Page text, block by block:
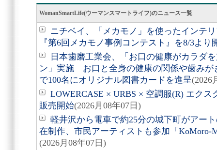
WomanSmartLife(ウーマンスマートライフ)のニュース一覧
ニチベイ、「メカモノ」を使ったインテ
『第6回メカモノ事例コンテスト』を8/3より
日本歯磨工業会、「お口の健康がカラダ
ン」実施 お口と全身の健康の関係や歯みが
で100名にオリジナル図書カードを進呈(2026
LOWERCASE × URBS × 空調服(R) エク
販売開始(2026月08年07日)
軽井沢から電車で約25分の城下町がアー
在制作、市民アーティストも参加「KoMoro-
(2026月08年07日)